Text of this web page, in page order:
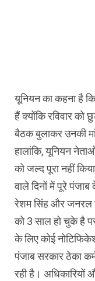
यूनियन का कहना है
हैं क्योंकि रविवार को
बैठक बुलाकर उनकी
हालांकि, यूनियन
को जल्द पूरा नहीं
वाले दिनों में पूरे
रेशम सिंह और जनरल
को 3 साल हो चुके है
के लिए कोई
पंजाब सरकार ठेका
रही है।